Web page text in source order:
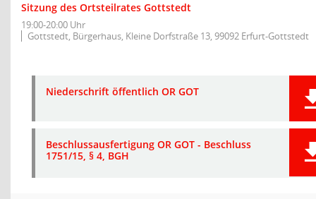
Sitzung des Ortsteilrates Gottstedt
19:00-20:00 Uhr
Gottstedt, Bürgerhaus, Kleine Dorfstraße 13, 99092 Erfurt-Gottstedt
Niederschrift öffentlich OR GOT
Beschlussausfertigung OR GOT - Beschluss
1751/15, § 4, BGH